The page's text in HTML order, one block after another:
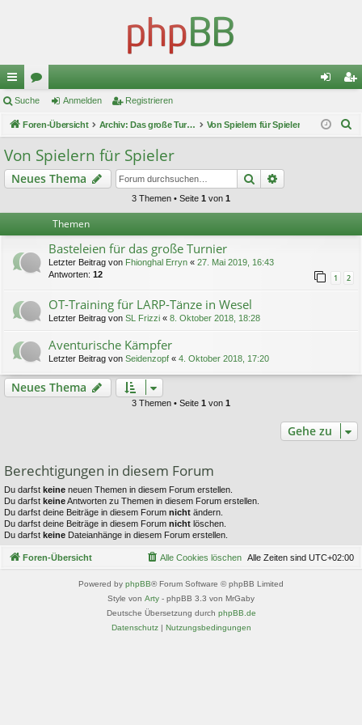
ch
ne
llz
ug
or
en m ist
Suche Anmelden Registrieren
Foren-Übersicht Archiv: Das große Turnier 1 Von Spielern für Spieler
Von Spielern für Spieler
Neues Thema Suche
3 Themen • Seite 1 von 1
Themen
Basteleien für das große Turnier
Letzter Beitrag von Fhionghal Erryn « 27. Mai 2019, 16:43
Antworten: 12 1 2
OT-Training für LARP-Tänze in Wesel
Letzter Beitrag von SL Frizzi « 8. Oktober 2018, 18:28
Aventurische Kämpfer
Letzter Beitrag von Seidenzopf « 4. Oktober 2018, 17:20
Neues Thema
3 Themen • Seite 1 von 1
Gehe zu
Berechtigungen in diesem Forum
Du darfst keine neuen Themen in diesem Forum erstellen.
Du darfst keineAntworten zu Themen in diesem Forum erstellen.
Du darfst deine Beiträge in diesem Forum nicht ändern.
Du darfst deine Beiträge in diesem Forum nicht löschen.
Du darfst keine Dateianhänge in diesem Forum erstellen.
Foren-Übersicht Alle Zeiten sind UTC+02:00
Alle Cookies löschen
Powered by phpBB® Forum Software © phpBB Limited
Style von Arty - phpBB 3.3 von MrGaby
Deutsche Übersetzung durch phpBB.de
Datenschutz| Nutzungsbedingungen